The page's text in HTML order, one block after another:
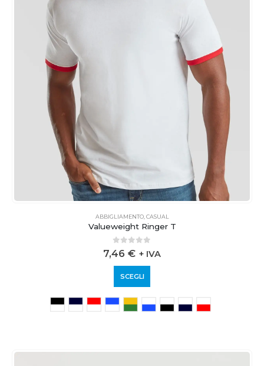
ABBIGLIAMENTO, CASUAL
Valueweight Ringer T
0 out of 5
7,46 € + IVA
SCEGLI